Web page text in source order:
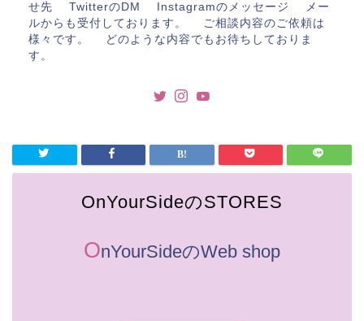
せ先 TwitterのDM Instagramのメッセージ メー
ルからも受付しております。 ご相談内容のご依頼は
様々です。 どのような内容でもお待ちしておりま
す。
OnYourSideのSTORES
OnYourSideのWeb shop